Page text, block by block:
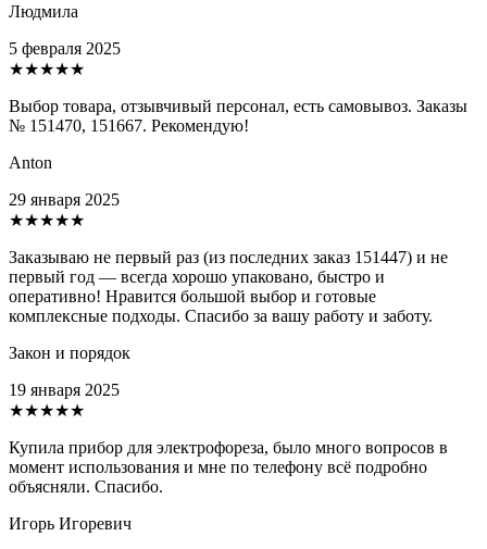
Людмила
5 февраля 2025
★★★★★
Выбор товара, отзывчивый персонал, есть самовывоз. Заказы
№ 151470, 151667. Рекомендую!
Anton
29 января 2025
★★★★★
Заказываю не первый раз (из последних заказ 151447) и не
первый год — всегда хорошо упаковано, быстро и
оперативно! Нравится большой выбор и готовые
комплексные подходы. Спасибо за вашу работу и заботу.
Закон и порядок
19 января 2025
★★★★★
Купила прибор для электрофореза, было много вопросов в
момент использования и мне по телефону всё подробно
объясняли. Спасибо.
Игорь Игоревич